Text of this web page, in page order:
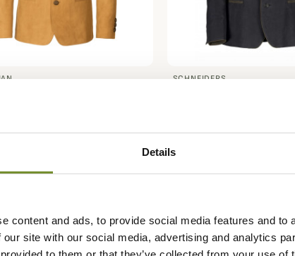
Details
content and ads, to provide social media features and to
our site with our social media, advertising and analytics
€
SCHNEIDERS
714,91 €